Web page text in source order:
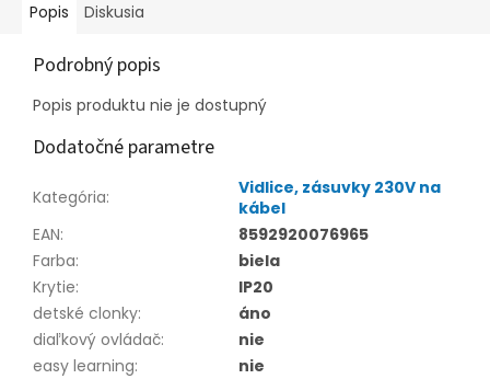
Popis Diskusia
Podrobný popis
Popis produktu nie je dostupný
Dodatočné parametre
Kategória:
Vidlice, zásuvky 230V na
kábel
EAN:
8592920076965
Farba:
biela
Krytie:
IP20
detské clonky:
áno
diaľkový ovládač:
nie
easy learning:
nie